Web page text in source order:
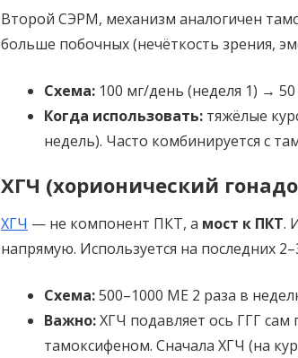
Второй СЭРМ, механизм аналогичен
больше побочных (нечёткость зрения,
Схема: 100 мг/день (неделя 1) →
Когда использовать: тяжёлые
недель). Часто комбинируется с
ХГЧ (хорионический
ХГЧ — не компонент ПКТ, а мост к ПКТ.
напрямую. Используется на последних
Схема:500–1000 МЕ 2 раза в
Важно:ХГЧ подавляет ось ГГГ
тамоксифеном. Сначала ХГЧ (на